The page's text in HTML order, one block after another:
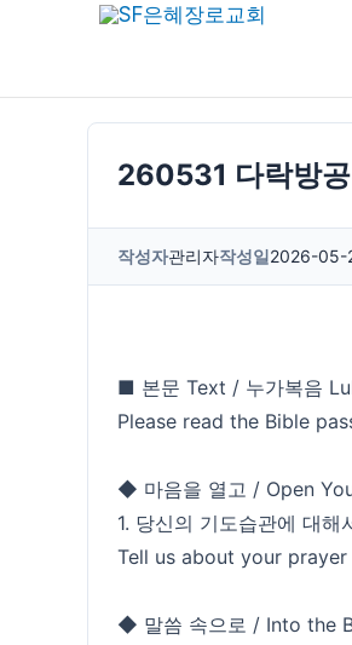
츠
260531 다락방
작성자관리자작성일2026-05-
■ 본문 Text / 누가복음
Please read the Bible
◆ 마음을 열고 / Open
1. 당신의 기도습관에 대
Tell us about your
◆ 말씀 속으로 / Into the